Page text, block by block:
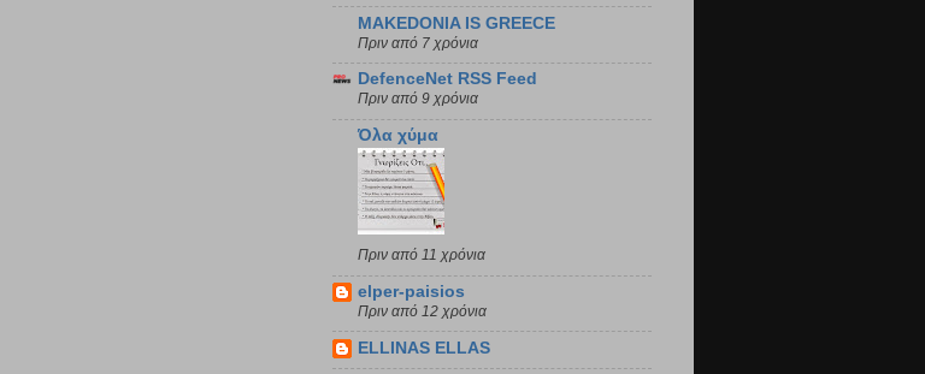
MAKEDONIA IS GREECE
Πριν από 7 χρόνια
DefenceNet RSS Feed
Πριν από 9 χρόνια
Όλα χύμα
Πριν από 11 χρόνια
elper-paisios
Πριν από 12 χρόνια
ELLINAS ELLAS